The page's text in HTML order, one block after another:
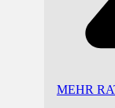
MEHR